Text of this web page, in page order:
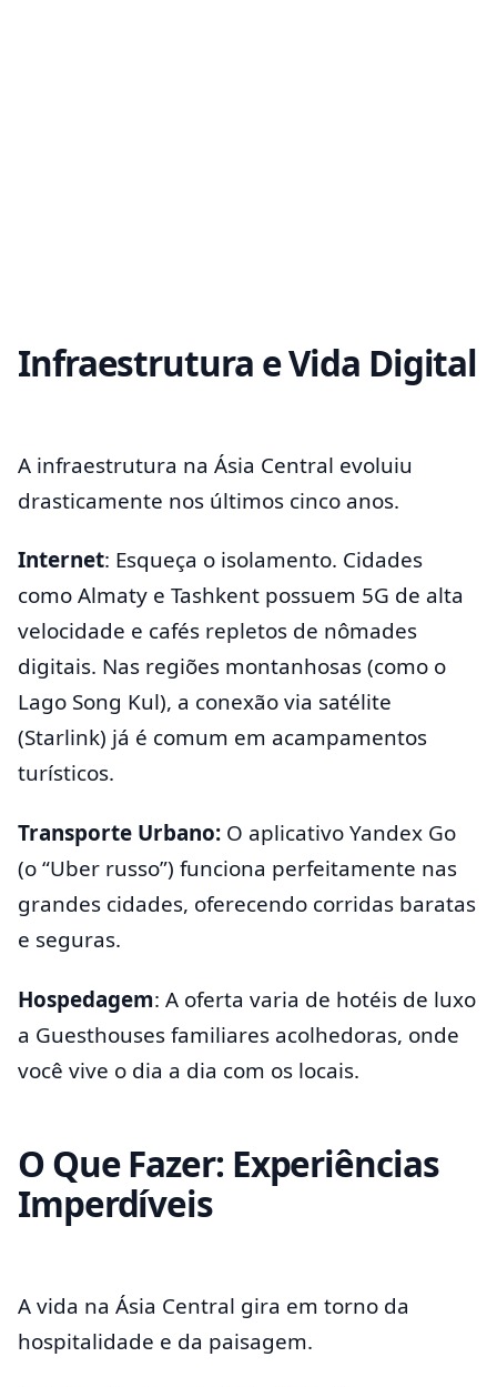
Infraestrutura e Vida Digital
A infraestrutura na Ásia Central evoluiu
drasticamente nos últimos cinco anos.
Internet: Esqueça o isolamento. Cidades
como Almaty e Tashkent possuem 5G de alta
velocidade e cafés repletos de nômades
digitais. Nas regiões montanhosas (como o
Lago Song Kul), a conexão via satélite
(Starlink) já é comum em acampamentos
turísticos.
Transporte Urbano: O aplicativo Yandex Go
(o “Uber russo”) funciona perfeitamente nas
grandes cidades, oferecendo corridas baratas
e seguras.
Hospedagem: A oferta varia de hotéis de luxo
a Guesthouses familiares acolhedoras, onde
você vive o dia a dia com os locais.
O Que Fazer: Experiências
Imperdíveis
A vida na Ásia Central gira em torno da
hospitalidade e da paisagem.